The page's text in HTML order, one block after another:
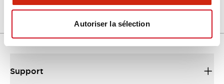
Autoriser la sélection
Support